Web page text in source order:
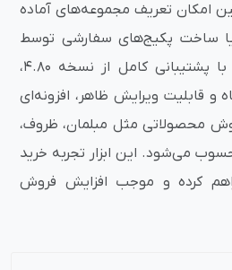
امکان تعریف مجموعه‌های آماده
ساخت پکیج‌های سفارشی توسط
مشتری را فراهم می‌کند. با پشتیبانی کامل از نسخه 4.80،
و قابلیت ویرایش ظاهر، افزونه‌ای
محصولاتی مثل مبلمان، ظروف،
می‌شود. این ابزار تجربه خرید
کرده و موجب افزایش فروش